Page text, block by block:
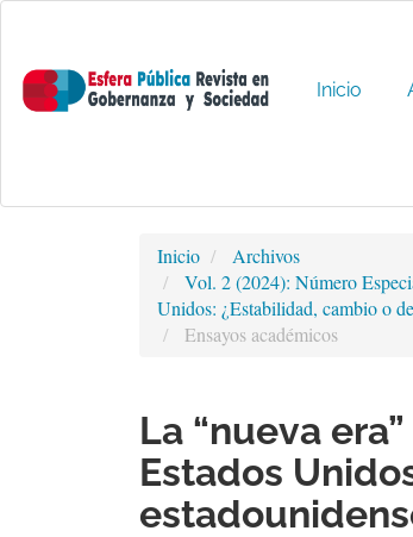
Contenido
principal
Barra
Inicio
Inicio
Archivos
Vol. 2 (2024): Número
Unidos: ¿Estabilidad, cambio o
Ensayos académicos
La “nueva
Estados